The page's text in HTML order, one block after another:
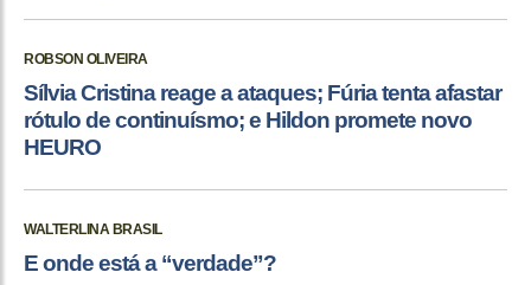
ROBSON OLIVEIRA
Sílvia Cristina reage a ataques; Fúria tenta afastar
rótulo de continuísmo; e Hildon promete novo
HEURO
WALTERLINA BRASIL
E onde está a “verdade”?